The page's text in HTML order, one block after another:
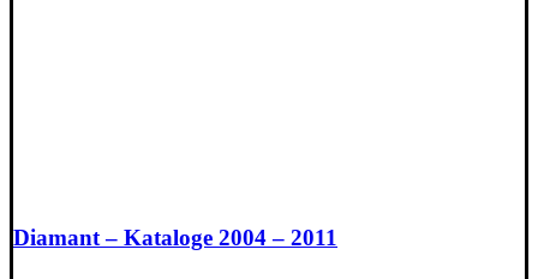
Diamant – Kataloge 2004 – 2011